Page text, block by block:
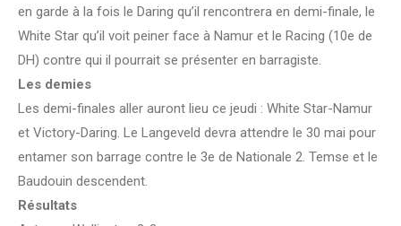
en garde à la fois le Daring qu’il rencontrera en demi-finale, le
White Star qu’il voit peiner face à Namur et le Racing (10e de
DH) contre qui il pourrait se présenter en barragiste.
Les demies
Les demi-finales aller auront lieu ce jeudi : White Star-Namur
et Victory-Daring. Le Langeveld devra attendre le 30 mai pour
entamer son barrage contre le 3e de Nationale 2. Temse et le
Baudouin descendent.
Résultats